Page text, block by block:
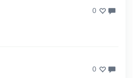
0
0